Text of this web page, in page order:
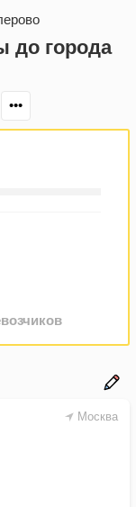
до города
•••
Москва